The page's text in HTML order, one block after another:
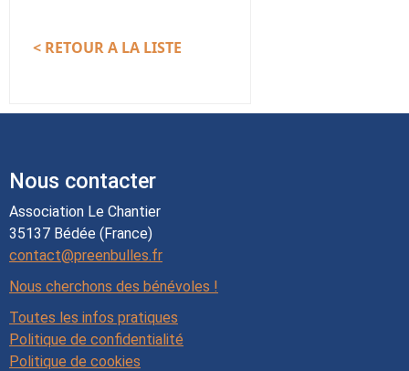
< RETOUR A LA LISTE
Nous contacter
Association Le Chantier
35137 Bédée (France)
contact@preenbulles.fr
Nous cherchons des bénévoles !
Toutes les infos pratiques
Politique de confidentialité
Politique de cookies